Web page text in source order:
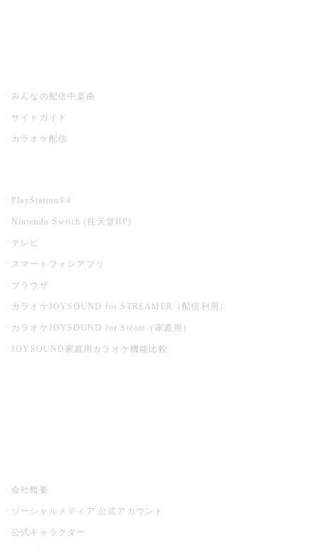
みんなの配信中楽曲
サイトガイド
カラオケ配信
PlayStation®4
Nintendo Switch (任天堂HP)
テレビ
スマートフォンアプリ
ブラウザ
カラオケJOYSOUND for STREAMER（配信利用）
カラオケJOYSOUND for Steam（家庭用）
JOYSOUND家庭用カラオケ機能比較
会社概要
ソーシャルメディア 公式アカウント
公式キャラクター